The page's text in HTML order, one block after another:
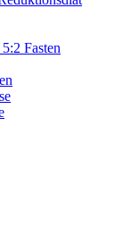
Fasten